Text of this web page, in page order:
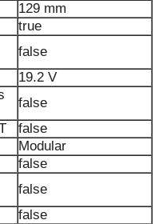
129 mm
true
false
19.2 V
false
false
Modular
false
false
false